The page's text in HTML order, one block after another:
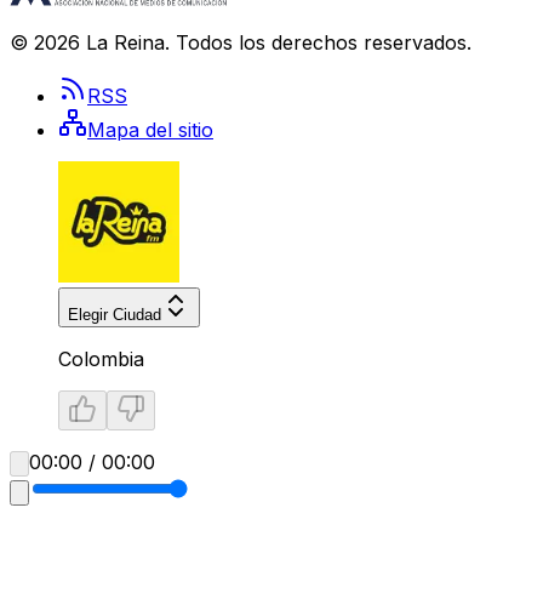
© 2026 La Reina. Todos los derechos reservados.
RSS
Mapa del sitio
Elegir Ciudad
Colombia
00:00 / 00:00